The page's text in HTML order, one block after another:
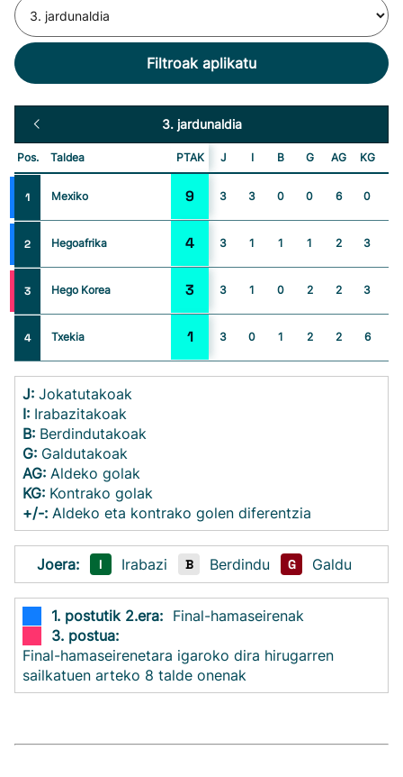
Filtroak aplikatu
3. jardunaldia
Pos. Taldea PTAK J I B G AG KG
1 Mexiko 9 3 3 0 0 6 0
2 Hegoafrika 4 3 1 1 1 2 3
3 Hego Korea 3 3 1 0 2 2 3
4 Txekia 1 3 0 1 2 2 6
J: Jokatutakoak
I: Irabazitakoak
B: Berdindutakoak
G: Galdutakoak
AG: Aldeko golak
KG: Kontrako golak
+/-: Aldeko eta kontrako golen diferentzia
Joera: I Irabazi B Berdindu G Galdu
1. postutik 2.era: Final-hamaseirenak
3. postua:
Final-hamaseirenetara igaroko dira hirugarren
sailkatuen arteko 8 talde onenak